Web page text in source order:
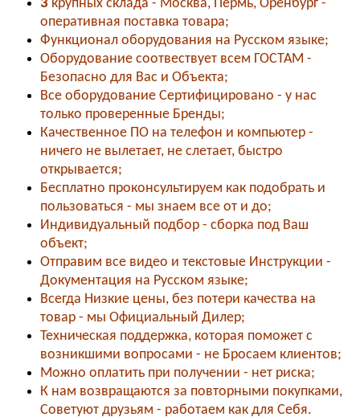
3 крупных склада - Москва, Пермь, Оренбург -
оперативная поставка товара;
Функционал оборудования на Русском языке;
Оборудование соотвествует всем ГОСТАМ -
Безопасно для Вас и Объекта;
Все оборудование Сертифицировано - у нас
только проверенные Бренды;
Качественное ПО на телефон и компьютер -
ничего не вылетает, не слетает, быстро
открывается;
Бесплатно проконсультируем как подобрать и
пользоваться - мы знаем все от и до;
Индивидуальный подбор - сборка под Ваш
объект;
Отправим все видео и текстовые Инструкции -
Документация на Русском языке;
Всегда Низкие цены, без потери качества на
товар - мы Официальный Дилер;
Техническая поддержка, которая поможет с
возникшими вопросами - не Бросаем клиентов;
Можно оплатить при получении - нет риска;
К нам возвращаются за повторными покупками,
Советуют друзьям - работаем как для Себя.